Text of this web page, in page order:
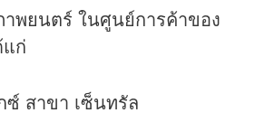
าพยนตร์ ในศูนย์การค้าของ
ก่
ซ์ สาขา เซ็นทรัล